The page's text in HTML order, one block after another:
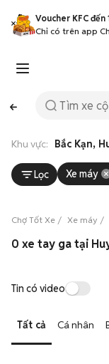
Voucher KFC đến
Chỉ có trên app
Khu vực: Bắc Kạn,
Lọc Xe máy
Chợ Tốt Xe Xe máy
0 xe tay ga tại
Tin có video
Tất cả Cá nhân